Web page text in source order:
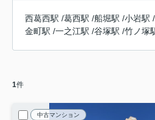
西葛西駅 /葛西駅 /船堀駅 /小岩駅 /
金町駅 /一之江駅 /谷塚駅 /竹ノ塚
1件
中古マンション